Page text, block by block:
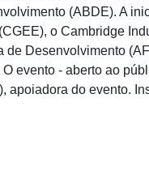
(ABDE). A
o Cambridge
de Desenvolvimento
evento - aberto ao
apoiadora do evento.